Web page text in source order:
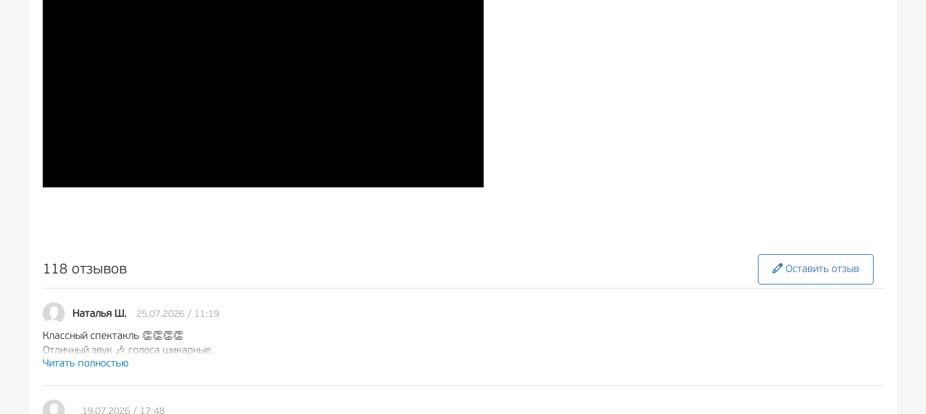
118 отзывов Оставить отзыв
Наталья Ш. 25.07.2026 / 11:19
Классный спектакль 👏👏👏👏
Отличный звук 🎶 голоса шикарные.
До мурашек
Читать полностью
19.07.2026 / 17:48